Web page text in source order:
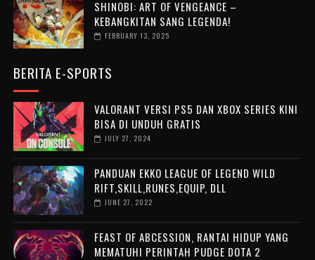
SHINOBI: ART OF VENGEANCE –
KEBANGKITAN SANG LEGENDA!
FEBRUARY 13, 2025
BERITA E-SPORTS
VALORANT VERSI PS5 DAN XBOX SERIES KINI
BISA DI UNDUH GRATIS
JULY 27, 2024
PANDUAN EKKO LEAGUE OF LEGEND WILD
RIFT,SKILL,RUNES,EQUIP, DLL
JUNE 27, 2022
FEAST OF ABCESSION, RANTAI HIDUP YANG
MEMATUHI PERINTAH PUDGE DOTA 2